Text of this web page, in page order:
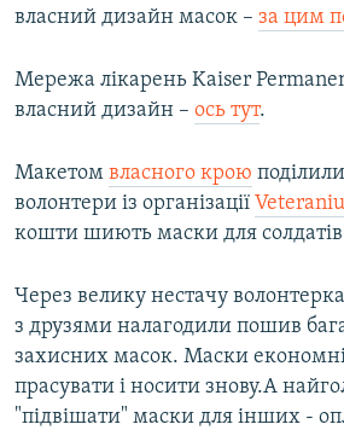
власний дизайн масок –​ за цим
Мережа лікарень Kaiser
власний дизайн – ось тут.
Макетом власного крою
волонтери із організації
кошти шиють маски для солдатів
Через велику нестачу
з друзями налагодили пошив
захисних масок. Маски
прасувати і носити знову.А
"підвішати" маски для інших -